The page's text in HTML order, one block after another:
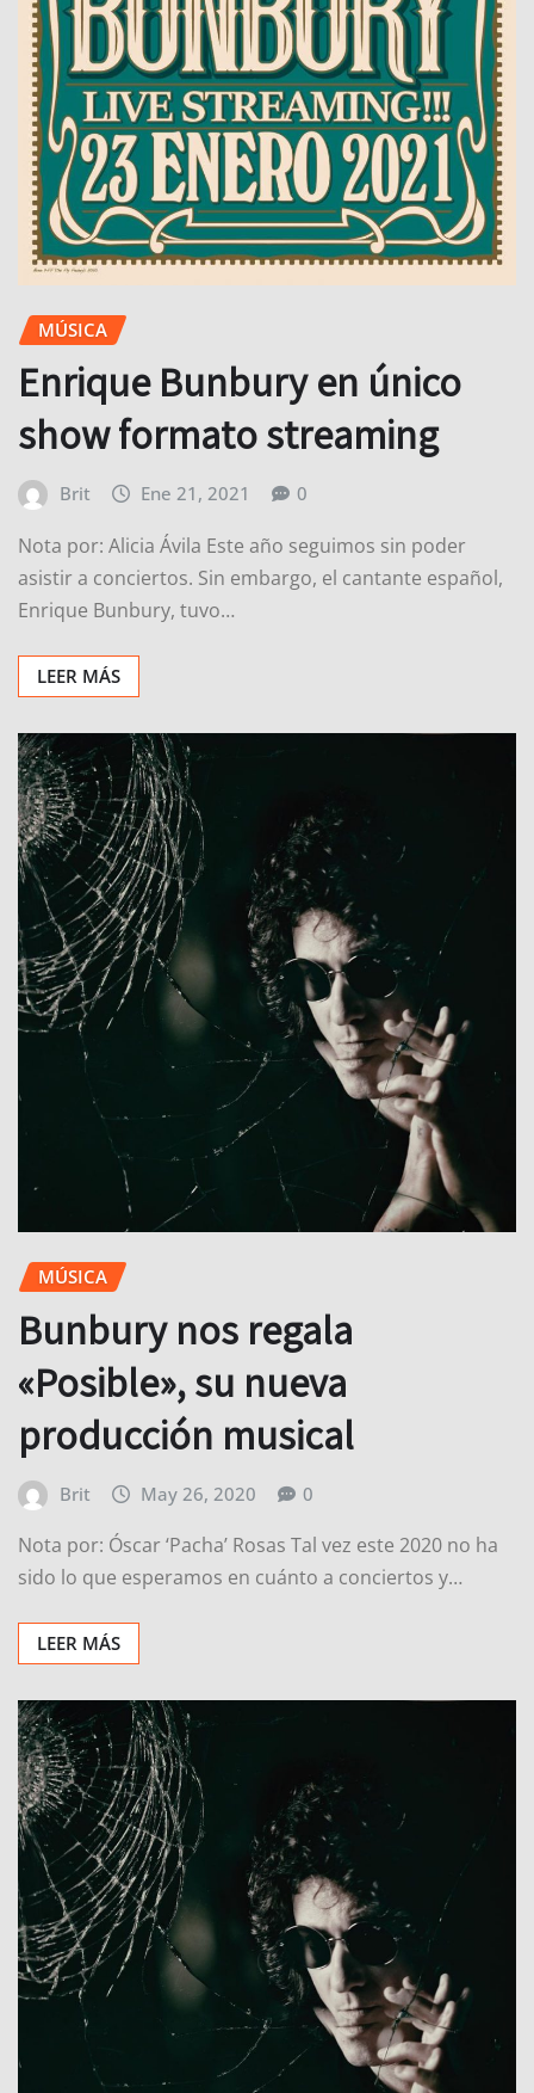
MÚSICA
Enrique Bunbury en único
show formato streaming
Brit Ene 21, 2021 0
Nota por: Alicia Ávila Este año seguimos sin poder
asistir a conciertos. Sin embargo, el cantante español,
Enrique Bunbury, tuvo…
LEER MÁS
MÚSICA
Bunbury nos regala
«Posible», su nueva
producción musical
Brit May 26, 2020 0
Nota por: Óscar ‘Pacha’ Rosas Tal vez este 2020 no ha
sido lo que esperamos en cuánto a conciertos y…
LEER MÁS